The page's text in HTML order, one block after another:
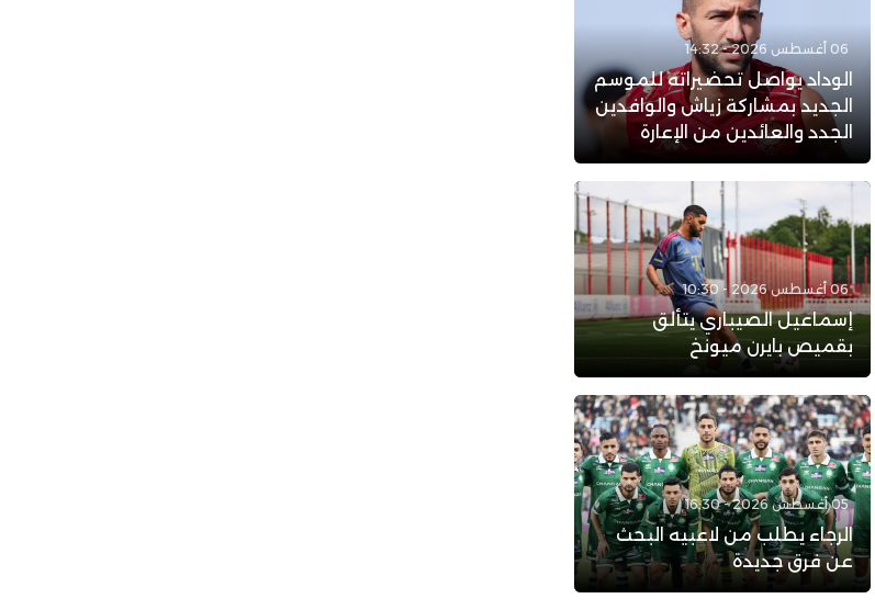
06 أغسطس 2026 - 14:32
الوداد يواصل تحضيراته للموسم
الجديد بمشاركة زياش والوافدين
الجدد والعائدين من الإعارة
06 أغسطس 2026 - 10:30
إسماعيل الصيباري يتألق
بقميص بايرن ميونخ
05 أغسطس 2026 - 16:30
الرجاء يطلب من لاعبيه البحث
عن فرق جديدة